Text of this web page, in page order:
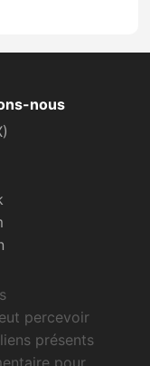
nous
percevoir
présents